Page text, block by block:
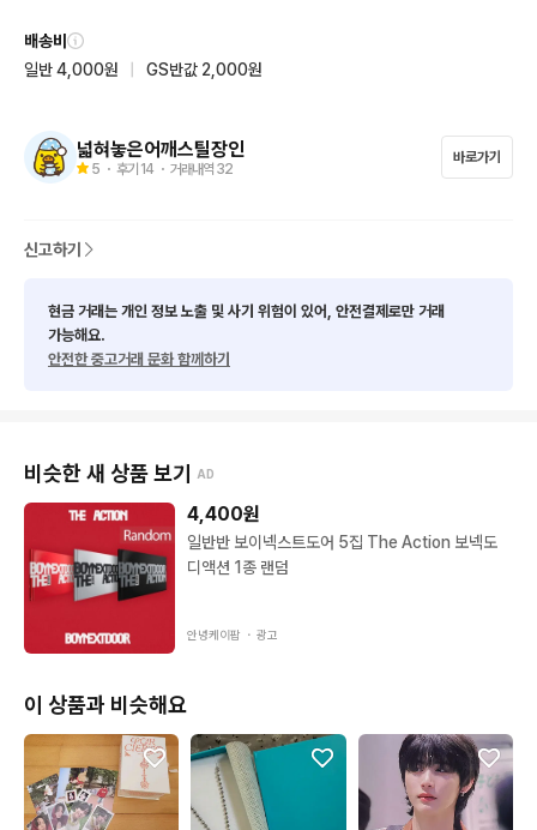
배송비
일반 4,000원
GS반값 2,000원
넓혀놓은어깨스틸장인
5 ・ 후기 14 ・ 거래내역 32
바로가기
신고하기
현금 거래는 개인 정보 노출 및 사기 위험이 있어, 안전결제로만 거래
가능해요.
안전한 중고거래 문화 함께하기
비슷한 새 상품 보기 AD
4,400원
일반반 보이넥스트도어 5집 The Action 보넥도
디액션 1종 랜덤
안녕케이팝 ・ 광고
이 상품과 비슷해요